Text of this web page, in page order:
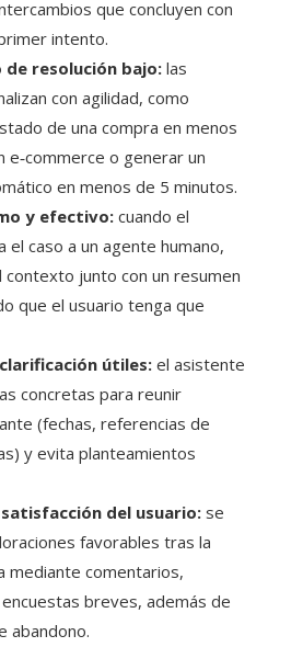
que concluyen con
intento.
de resolución bajo: las
con agilidad, como
de una compra en menos
e‑commerce o generar un
en menos de 5 minutos.
y efectivo: cuando el
el caso a un agente humano,
junto con un resumen
que el usuario tenga que
útiles:el asistente
concretas para reunir
(fechas, referencias de
y evita planteamientos
del usuario:se
favorables tras la
mediante comentarios,
breves, además de
abandono.